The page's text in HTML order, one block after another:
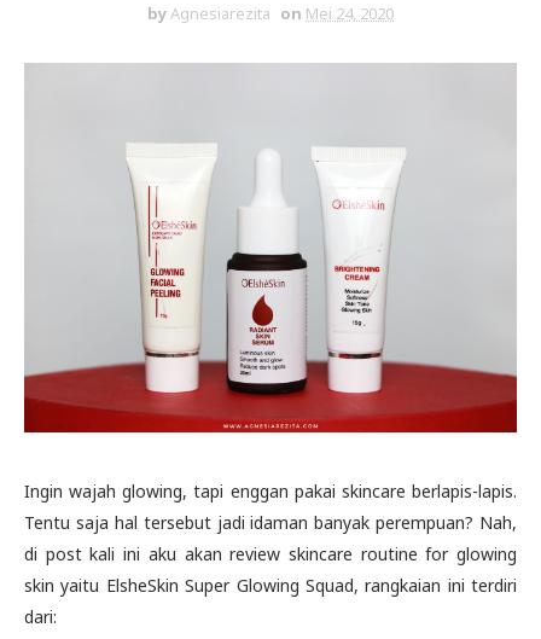
byAgnesiarezita on Mei 24, 2020
Ingin wajah glowing, tapi enggan pakai skincare berlapis-lapis.
Tentu saja hal tersebut jadi idaman banyak perempuan? Nah,
di post kali ini aku akan review skincare routine for glowing
skin yaitu ElsheSkin Super Glowing Squad, rangkaian ini terdiri
dari: